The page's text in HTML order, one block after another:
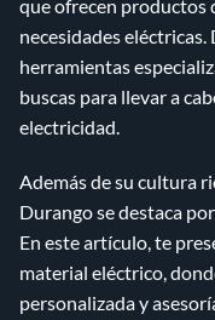
que ofrecen productos
necesidades eléctricas.
herramientas
buscas para llevar a
electricidad.
Además de su cultura
Durango se destaca
En este artículo, te
material eléctrico,
personalizada y